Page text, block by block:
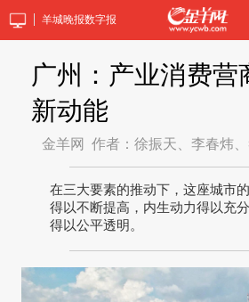
羊城晚报数字报
广州：产业消费营
新动能
金羊网 作者：徐振天、李春炜
在三大要素的推动下，这座城市
得以不断提高，内生动力得以充
得以公平透明。